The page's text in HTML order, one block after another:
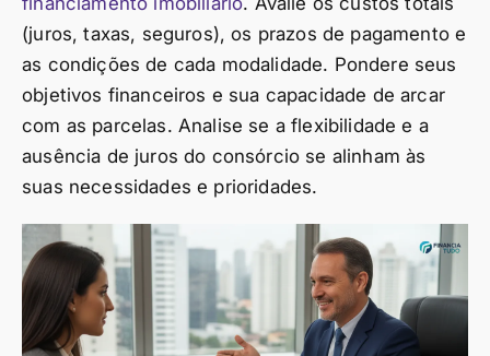
(juros, taxas, seguros), os prazos de pagamento e
as condições de cada modalidade. Pondere seus
objetivos financeiros e sua capacidade de arcar
com as parcelas. Analise se a flexibilidade e a
ausência de juros do consórcio se alinham às
suas necessidades e prioridades.